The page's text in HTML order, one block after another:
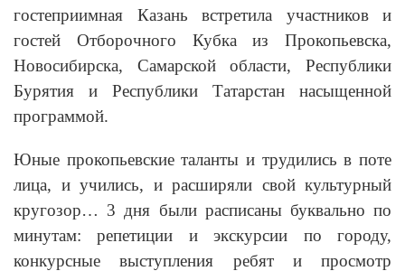
гостеприимная Казань встретила участников и
гостей Отборочного Кубка из Прокопьевска,
Новосибирска, Самарской области, Республики
Бурятия и Республики Татарстан насыщенной
программой.
Юные прокопьевские таланты и трудились в поте
лица, и учились, и расширяли свой культурный
кругозор… 3 дня были расписаны буквально по
минутам: репетиции и экскурсии по городу,
конкурсные выступления ребят и просмотр